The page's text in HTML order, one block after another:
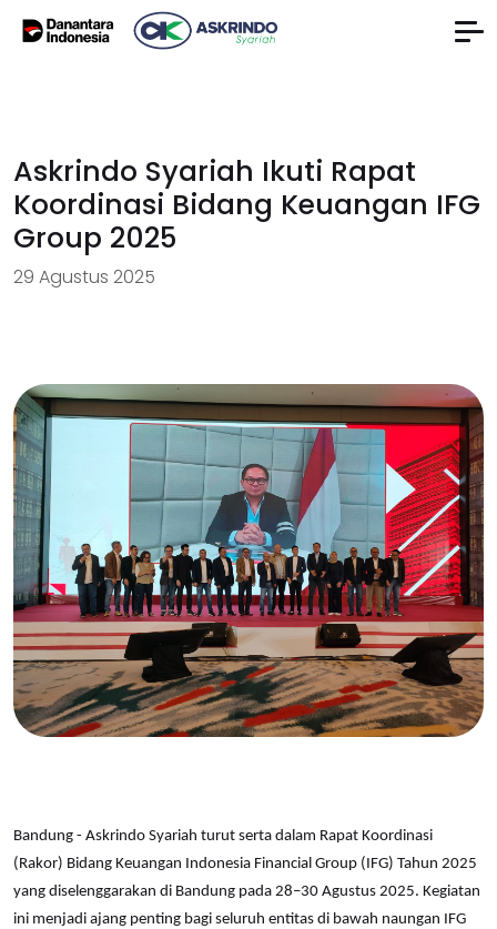
Askrindo Syariah Ikuti Rapat
Koordinasi Bidang Keuangan IFG
Group 2025
29 Agustus 2025
Bandung - Askrindo Syariah turut serta dalam Rapat Koordinasi
(Rakor) Bidang Keuangan Indonesia Financial Group (IFG) Tahun 2025
yang diselenggarakan di Bandung pada 28–30 Agustus 2025. Kegiatan
ini menjadi ajang penting bagi seluruh entitas di bawah naungan IFG